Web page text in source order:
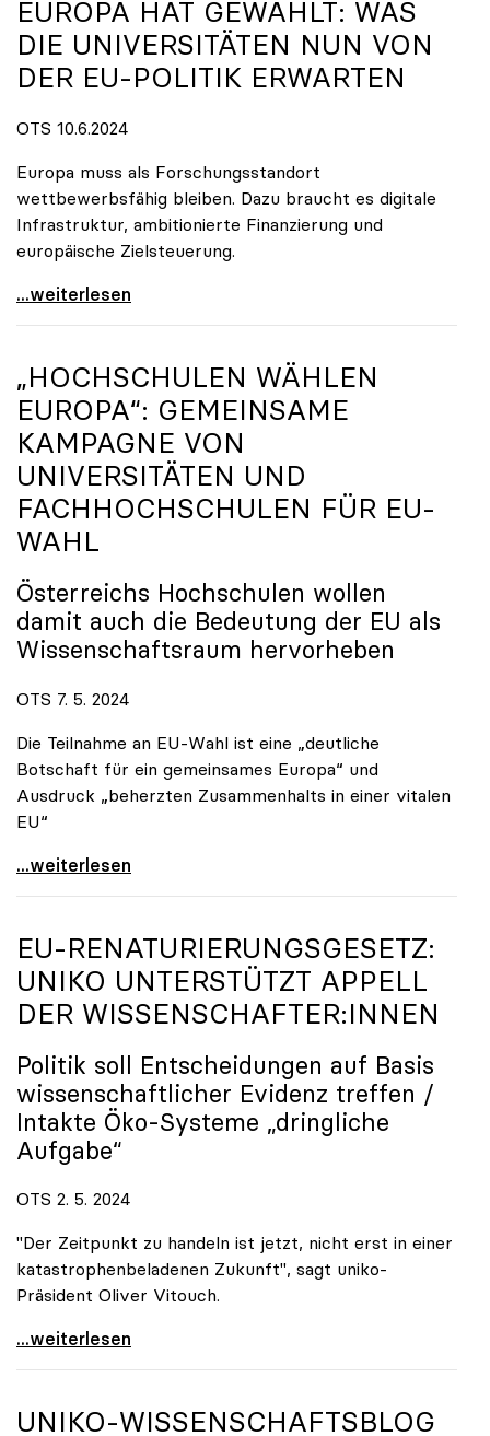
EUROPA HAT GEWÄHLT: WAS
DIE UNIVERSITÄTEN NUN VON
DER EU-POLITIK ERWARTEN
OTS 10.6.2024
Europa muss als Forschungsstandort
wettbewerbsfähig bleiben. Dazu braucht es digitale
Infrastruktur, ambitionierte Finanzierung und
europäische Zielsteuerung.
Europa hat gewählt: Was die Universitäten nun von
...weiterlesen
„HOCHSCHULEN WÄHLEN
EUROPA“: GEMEINSAME
KAMPAGNE VON
UNIVERSITÄTEN UND
FACHHOCHSCHULEN FÜR EU-
WAHL
Österreichs Hochschulen wollen
damit auch die Bedeutung der EU als
Wissenschaftsraum hervorheben
OTS 7. 5. 2024
Die Teilnahme an EU-Wahl ist eine „deutliche
Botschaft für ein gemeinsames Europa“ und
Ausdruck „beherzten Zusammenhalts in einer vitalen
EU“
„Hochschulen wählen Europa“: Gemeinsame Kampagne
...weiterlesen
EU-RENATURIERUNGSGESETZ:
UNIKO UNTERSTÜTZT APPELL
DER WISSENSCHAFTER:INNEN
Politik soll Entscheidungen auf Basis
wissenschaftlicher Evidenz treffen /
Intakte Öko-Systeme „dringliche
Aufgabe“
OTS 2. 5. 2024
"Der Zeitpunkt zu handeln ist jetzt, nicht erst in einer
katastrophenbeladenen Zukunft", sagt uniko-
Präsident Oliver Vitouch.
EU-Renaturierungsgesetz: uniko unterstützt Appell
...weiterlesen
UNIKO-WISSENSCHAFTSBLOG